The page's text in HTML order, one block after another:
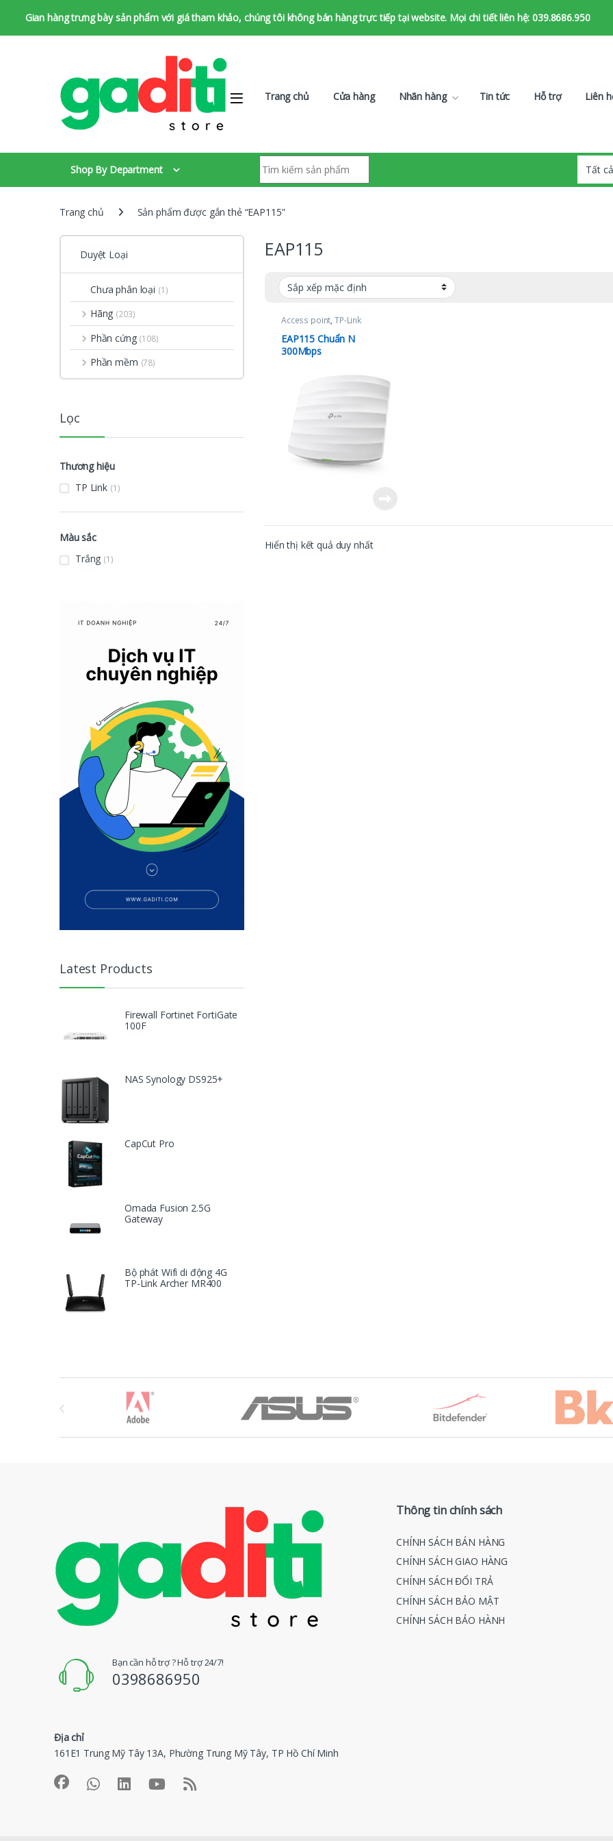
Gian hàng trưng bày sản phẩm với giá tham khảo, chúng tôi không bán hàng trực tiếp tại website. Mọi chi tiết liên hệ: 039.8686.950
Trang chủ Cửa hàng Nhãn hàng Tin tức Hỗ trợ Liên
Shop By Department
Tìm kiếm:
Trang chủ Sản phẩm được gắn thẻ “EAP115”
EAP115
Access point,TP-Link
EAP115 Chuẩn N
300Mbps
Hiển thị kết quả duy nhất
Duyệt Loại
Chưa phân loại (1)
Hãng (203)
Phần cứng (108)
Phần mềm (78)
Lọc
Thương hiệu
TP Link (1)
Màu sắc
Trắng (1)
Latest Products
Firewall Fortinet FortiGate
100F
NAS Synology DS925+
CapCut Pro
Omada Fusion 2.5G
Gateway
Bộ phát Wifi di động 4G
TP-Link Archer MR400
Bạn cần hỗ trợ ? Hỗ trợ 24/7!
0398686950
Địa chỉ
161E1 Trung Mỹ Tây 13A, Phường Trung Mỹ Tây, TP Hồ Chí Minh
Thông tin chính sách
CHÍNH SÁCH BÁN HÀNG
CHÍNH SÁCH GIAO HÀNG
CHÍNH SÁCH ĐỔI TRẢ
CHÍNH SÁCH BẢO MẬT
CHÍNH SÁCH BẢO HÀNH